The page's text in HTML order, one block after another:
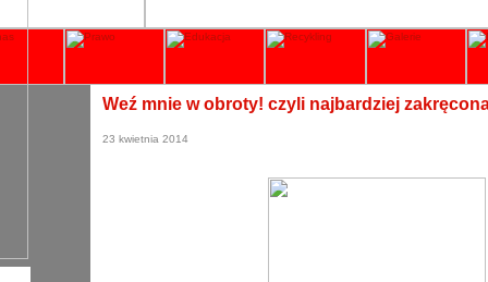
Weź mnie w obroty! czyli najbardziej
23 kwietnia 2014